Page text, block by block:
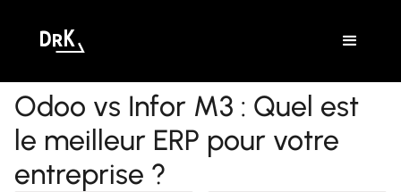
Odoo vs Infor M3 : Quel est
le meilleur ERP pour votre
entreprise ?